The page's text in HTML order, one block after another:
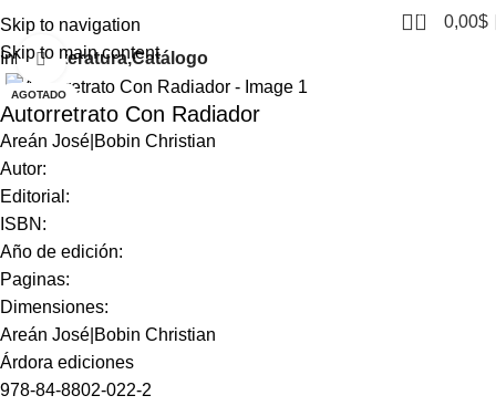
Skip to navigation
Skip to main content
0 0,00$
Inicio Literatura,Catálogo
AGOTADO
Click to enlarge
Autorretrato Con Radiador
Areán José|Bobin Christian
Autor:
Editorial:
ISBN:
Año de edición:
Paginas:
Dimensiones:
Areán José|Bobin Christian
Árdora ediciones
978-84-8802-022-2